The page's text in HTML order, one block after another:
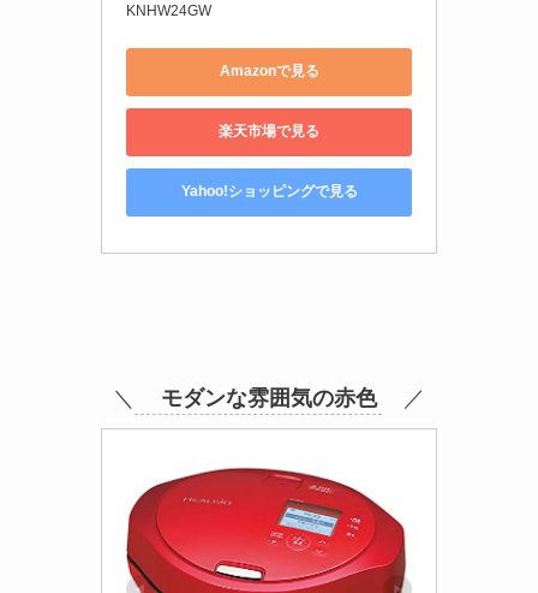
KNHW24GW
Amazonで見る
楽天市場で見る
Yahoo!ショッピングで見る
＼ モダンな雰囲気の赤色 ／